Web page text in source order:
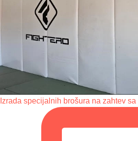
Izrada specijalnih brošura na zahtev